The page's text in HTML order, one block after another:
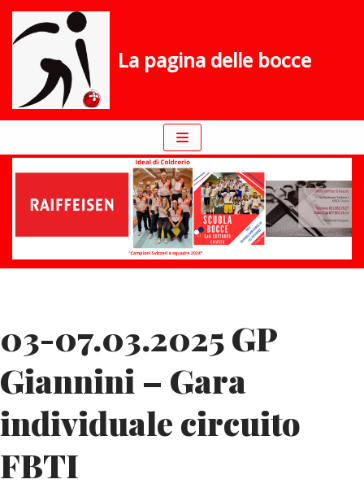
Vai
contenuto
La pagina delle bocce
03-07.03.2025 GP
Giannini – Gara
individuale circuito
FBTI